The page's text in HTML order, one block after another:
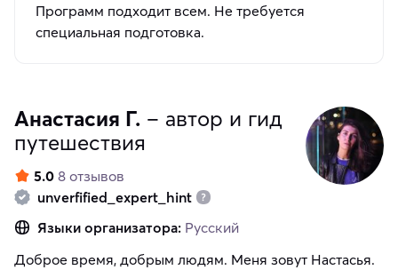
Программ подходит всем. Не требуется
специальная подготовка.
Анастасия Г. – автор и гид
путешествия
5.0 8 отзывов
unverfified_expert_hint
Языки организатора: Русский
Доброе время, добрым людям. Меня зовут Настасья.